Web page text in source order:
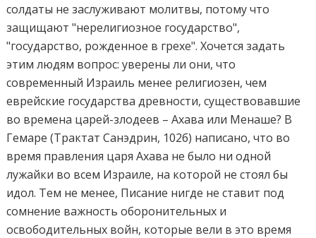
солдаты не заслуживают молитвы, потому что
защищают "нерелигиозное государство",
"государство, рожденное в грехе". Хочется задать
этим людям вопрос: уверены ли они, что
современный Израиль менее религиозен, чем
еврейские государства древности, существовавшие
во времена царей-злодеев – Ахава или Менаше? В
Гемаре (Трактат Санэдрин, 102б) написано, что во
время правления царя Ахава не было ни одной
лужайки во всем Израиле, на которой не стоял бы
идол. Тем не менее, Писание нигде не ставит под
сомнение важность оборонительных и
освободительных войн, которые вели в это время